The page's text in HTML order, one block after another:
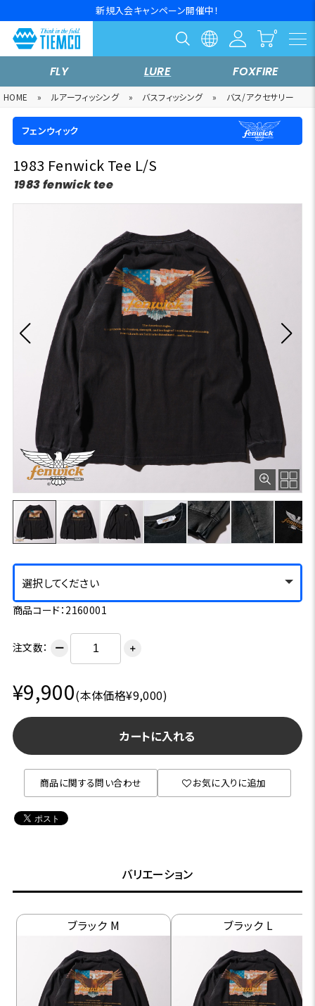
新規入会キャンペーン開催中！
FLY LURE FOXFIRE
HOME » ルアーフィッシング » バスフィッシング » バス/アクセサリー
フェンウィック
1983 Fenwick Tee L/S
1983 fenwick tee
選択してください
商品コード：2160001
注文数： ー ＋
¥9,900(本体価格¥9,000)
カートに入れる
商品に関する問い合わせ お気に入りに追加
バリエーション
ブラック M ブラック L